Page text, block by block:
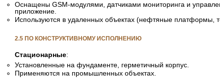
Оснащены GSM-модулями, датчиками мониторинга и
приложение.
Используются в удаленных объектах (нефтяные платформы,
2.5 ПО КОНСТРУКТИВНОМУ ИСПОЛНЕНИЮ
Стационарные:
Установленные на фундаменте, герметичный корпус.
Применяются на промышленных объектах.